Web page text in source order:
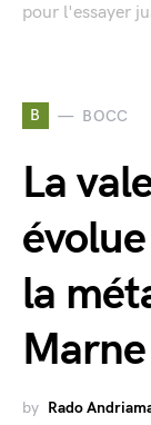
pour l'essayer
B BOCC
La
la
Marne
by Rado